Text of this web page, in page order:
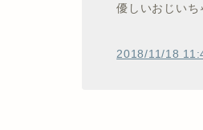
優しいおじい
2018/11/18